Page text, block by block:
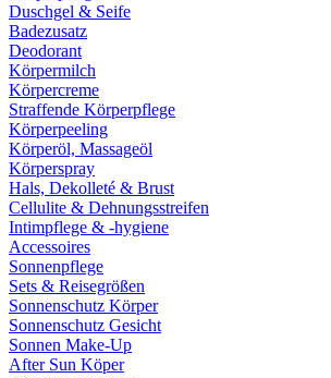
Duschgel & Seife
Badezusatz
Deodorant
Körpermilch
Körpercreme
Straffende Körperpflege
Körperpeeling
Körperöl, Massageöl
Körperspray
Hals, Dekolleté & Brust
Cellulite & Dehnungsstreifen
Intimpflege & -hygiene
Accessoires
Sonnenpflege
Sets & Reisegrößen
Sonnenschutz Körper
Sonnenschutz Gesicht
Sonnen Make-Up
After Sun Köper